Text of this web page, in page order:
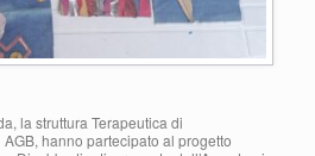
la struttura Terapeutica di
hanno partecipato al progetto